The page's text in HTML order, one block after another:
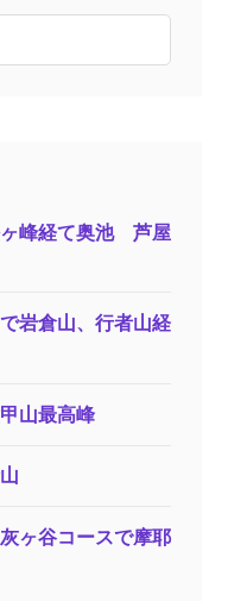
峰経て奥池 芦屋
岩倉山、行者山経
山最高峰
ヶ谷コースで摩耶